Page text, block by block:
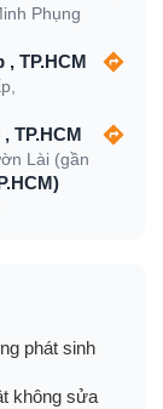
Phụng
, TP.HCM
TP.HCM
Lài (gần
phát sinh
không sửa